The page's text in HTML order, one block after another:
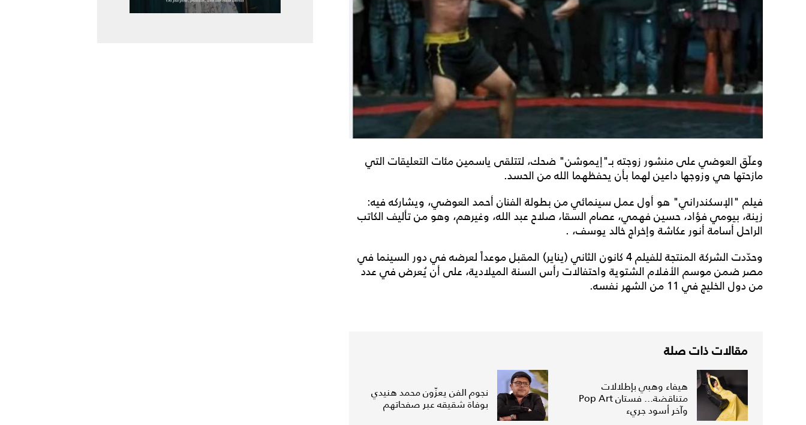
وعلّق العوضي على منشور زوجته بـ"إيموشن" ضحك، لتتلقى ياسمين مئات التعليقات التي
مازحتها هي وزوجها داعين لهما بأن يحفظهما الله من الحسد.
فيلم "الإسكندراني" هو أول عمل سينمائي من بطولة الفنان أحمد العوضي، ويشاركه فيه:
زينة، بيومي فؤاد، حسين فهمي، عصام السقا، صلاح عبد الله، وغيرهم، وهو من تأليف الكاتب
الراحل أسامة أنور عكاشة وإخراج خالد يوسف، .
وحدّدت الشركة المنتجة للفيلم 4 كانون الثاني (يناير) المقبل موعداً لعرضه في دور السينما في
مصر ضمن موسم الأفلام الشتوية واحتفالات رأس السنة الميلادية، على أن يُعرض في عدد
من دول الخليج في 11 من الشهر نفسه.
مقالات ذات صلة
هيفاء وهبي بإطلالات
متناقضة... فستان Pop Art
وآخر أسود جريء
نجوم الفن يعزّون محمد هنيدي
بوفاة شقيقه عبر صفحاتهم